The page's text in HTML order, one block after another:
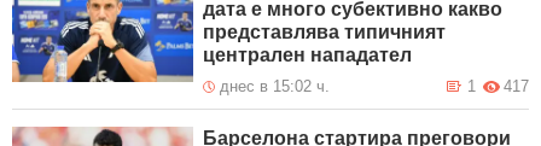
дата е много субективно какво
представлява типичният
централен нападател
днес в 15:02 ч. 417
1
Барселона стартира преговори